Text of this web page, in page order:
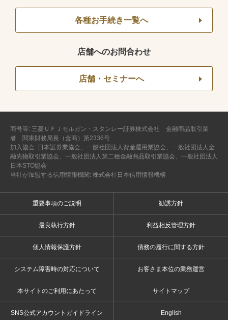
各種お手続き一覧へ
店舗へのお問合わせ
店舗・セミナーへ
商号等: 三菱ＵＦＪモルガン・スタンレー証券株式会社 金融商品取引業
者 関東財務局長（金商）第2336号
加入協会: 日本証券業協会、一般社団法人資産運用業協会、一般社団法人金
融先物取引業協会、一般社団法人第二種金融商品取引業協会、一般社団法人
日本STO協会
当社が加盟する信用情報機関: 株式会社日本信用情報機構
重要事項のご説明 勧誘方針
最良執行方針 利益相反管理方針
個人情報保護方針 債務の履行に関する方針
システム障害時の対応について お客さま本位の業務運営
本サイトのご利用にあたって サイトマップ
SNS公式アカウントガイドライン English